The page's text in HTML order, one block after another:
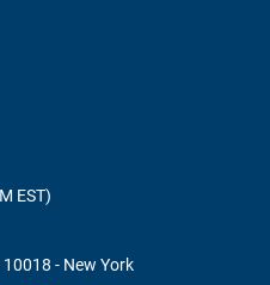
EST)
- New York